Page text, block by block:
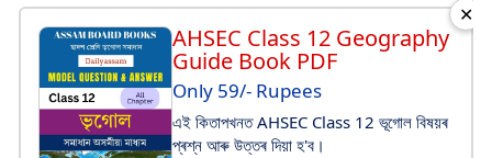
AHSEC Class 12 Geography
Guide Book PDF
Only 59/- Rupees
এই কিতাপখনত AHSEC Class 12 ভূগোল বিষয়ৰ
প্ৰশ্ন আৰু উত্তৰ দিয়া হ'ব।
✕